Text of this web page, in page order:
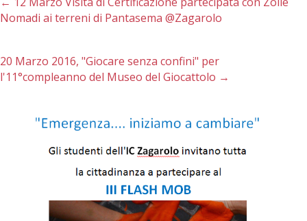
Nomadi ai terreni di Pantasema @Zagarolo
20 Marzo 2016, "Giocare senza confini" per
l'11°compleanno del Museo del Giocattolo →